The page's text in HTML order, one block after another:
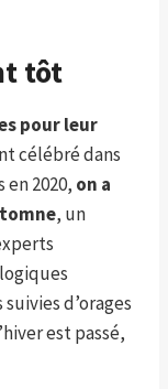
tôt
pour leur
célébré dans
2020, on a
, un
d’orages
est passé,